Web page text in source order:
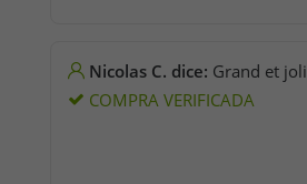
Nicolas C. dice: Grand et joli
COMPRA VERIFICADA